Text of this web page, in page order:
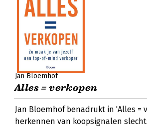
Jan Bloemhof
Alles = verkopen
Jan Bloemhof benadrukt in 'Alles =
herkennen van koopsignalen